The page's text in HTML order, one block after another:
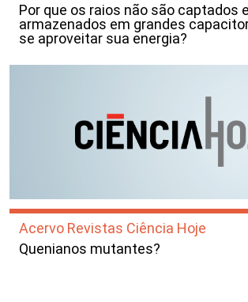
Por que os raios não são captados e
armazenados em grandes
se aproveitar sua energia?
Acervo Revistas Ciência Hoje
Quenianos mutantes?